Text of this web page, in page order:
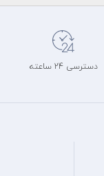
دسترسی 24 ساعته